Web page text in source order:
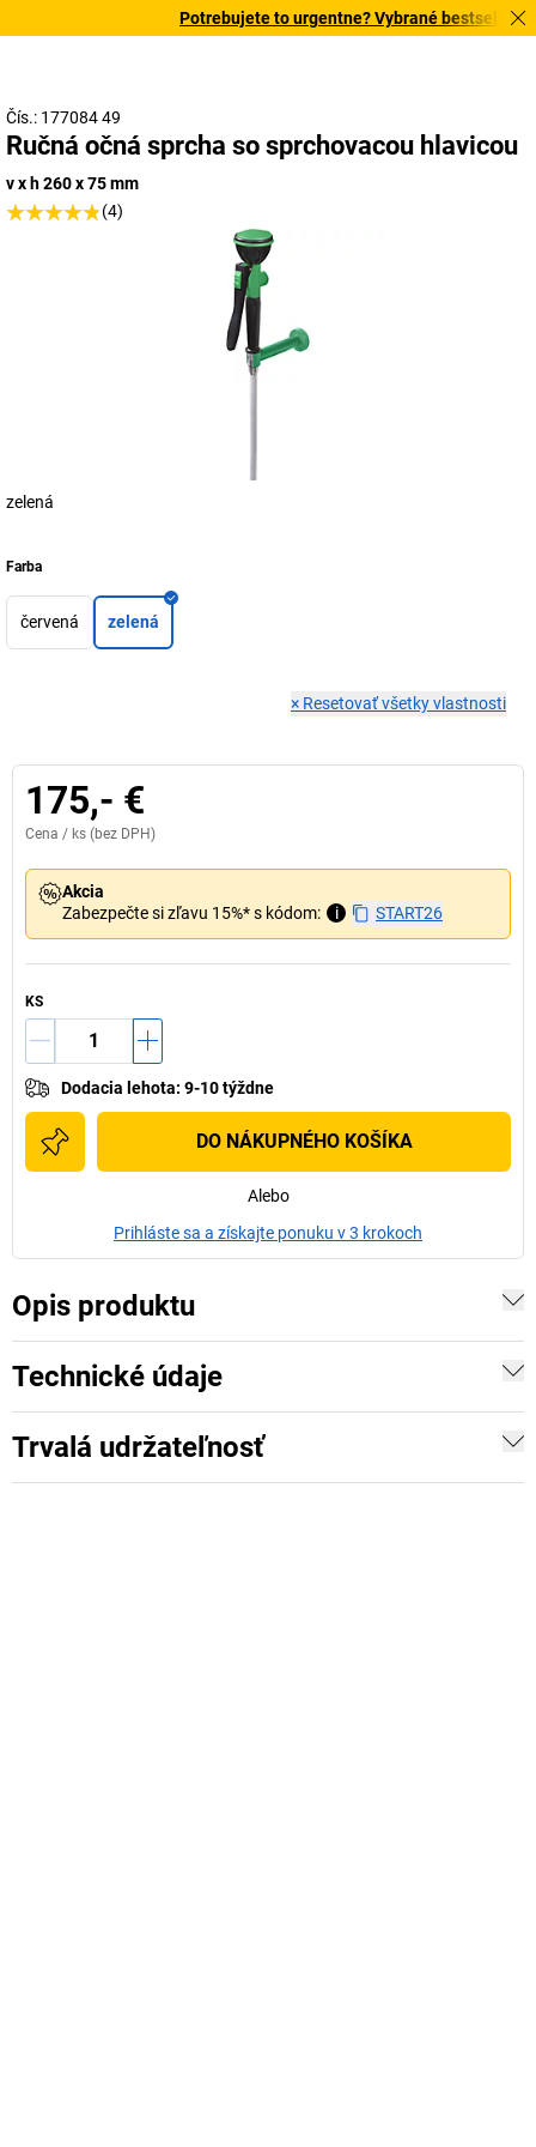
Potrebujete to urgentne? Vybrané bestsellery
Čís.: 177084 49
Ručná očná sprcha so sprchovacou hlavicou
v x h 260 x 75 mm
(4)
zelená
Farba
červená zelená
× Resetovať všetky vlastnosti
175,- €
Cena / ks (bez DPH)
Akcia
Zabezpečte si zľavu 15%* s kódom:
i START26
KS
Dodacia lehota: 9-10 týždne
DO NÁKUPNÉHO KOŠÍKA
Alebo
Prihláste sa a získajte ponuku v 3 krokoch
Opis produktu
Technické údaje
Trvalá udržateľnosť